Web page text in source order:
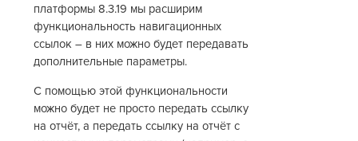
платформы 8.3.19 мы расширим
функциональность навигационных
ссылок – в них можно будет передавать
дополнительные параметры.
С помощью этой функциональности
можно будет не просто передать ссылку
на отчёт, а передать ссылку на отчёт с